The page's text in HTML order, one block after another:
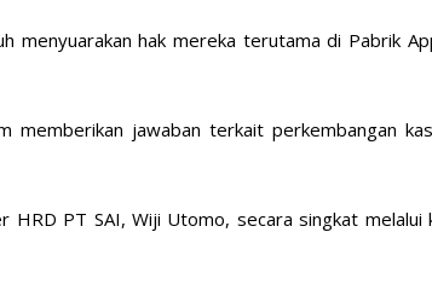
menyuarakan hak mereka terutama di Pabrik
memberikan jawaban terkait perkembangan
HRD PT SAI, Wiji Utomo, secara singkat melalui